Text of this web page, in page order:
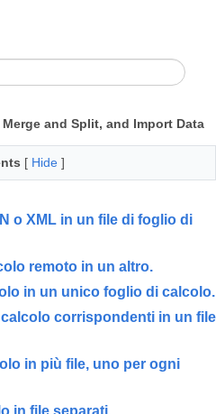
and Split, and Import Data
[ Hide ]
o XML in un file di foglio di
remoto in un altro.
in un unico foglio di calcolo.
corrispondenti in un file
in più file, uno per ogni
in file separati.